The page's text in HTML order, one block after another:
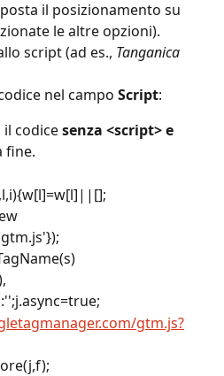
il posizionamento su
le altre opzioni).
script (ad es., Tanganica
nel campo Script:
codice senza <script> e
fine.
gtm.js?